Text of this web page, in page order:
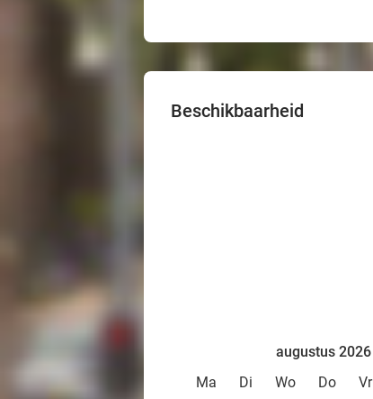
Beschikbaarheid
augustus 2026
Ma
Di Wo Do Vr